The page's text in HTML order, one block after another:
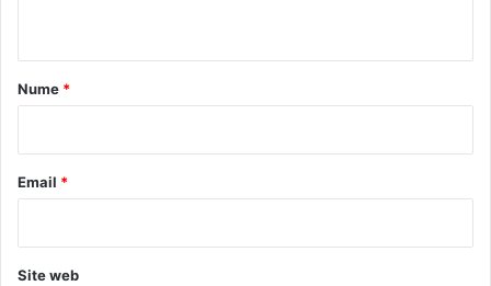
r
*
Nume *
Email *
Site web